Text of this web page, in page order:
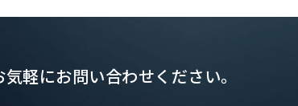
気軽にお問い合わせください。